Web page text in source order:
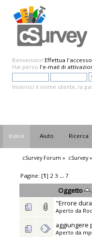
Benvenuto! Effettua l'accesso
Hai perso l'e-mail di
Inserisci il nome utente, la
Indice Aiuto Ricerca
cSurvey Forum » cSurvey»
Pagine: [1] 2 3 ...7
Oggetto
"Errore
Aperto da
aggiungere
Aperto da